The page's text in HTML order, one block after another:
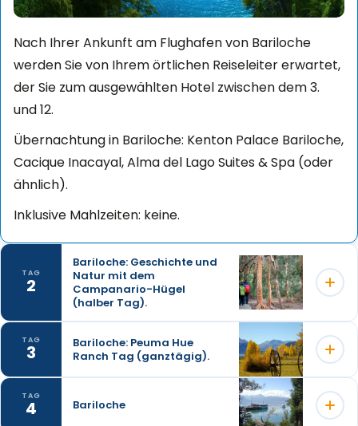
Nach Ihrer Ankunft am Flughafen von Bariloche
werden Sie von Ihrem örtlichen Reiseleiter erwartet,
der Sie zum ausgewählten Hotel zwischen dem 3.
und 12.
Übernachtung in Bariloche: Kenton Palace Bariloche,
Cacique Inacayal, Alma del Lago Suites & Spa (oder
ähnlich).
Inklusive Mahlzeiten: keine.
TAG
2
Bariloche: Geschichte und
Natur mit dem
Campanario-Hügel
(halber Tag).
Seine Exkursion führt auf aktive und unterhaltsame
Weise entlang der klassischen Strecke von San
Carlos de Bariloche. Während wir atemberaubende
TAG
3
Bariloche: Peuma Hue
Ranch Tag (ganztägig).
Peuma Hue bietet eine Vielzahl von Outdoor-
TAG
4 Bariloche